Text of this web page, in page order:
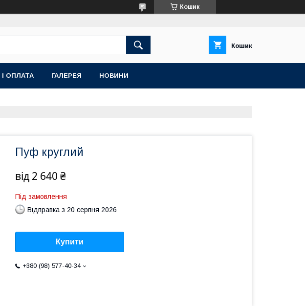
Кошик
Кошик
ОПЛАТА ГАЛЕРЕЯ НОВИНИ
Пуф круглий
від 2 640 ₴
Під замовлення
Відправка з 20 серпня 2026
Купити
+380 (98) 577-40-34